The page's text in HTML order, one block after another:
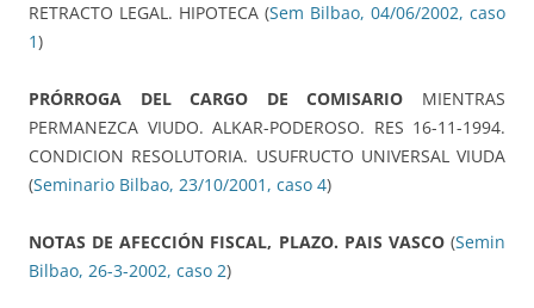
RETRACTO LEGAL. HIPOTECA (Sem Bilbao, 04/06/2002, caso
1)
PRÓRROGA DEL CARGO DE COMISARIO MIENTRAS
PERMANEZCA VIUDO. ALKAR-PODEROSO. RES 16-11-1994.
CONDICION RESOLUTORIA. USUFRUCTO UNIVERSAL VIUDA
(Seminario Bilbao, 23/10/2001, caso 4)
NOTAS DE AFECCIÓN FISCAL, PLAZO. PAIS VASCO(Semin
Bilbao, 26-3-2002, caso 2)